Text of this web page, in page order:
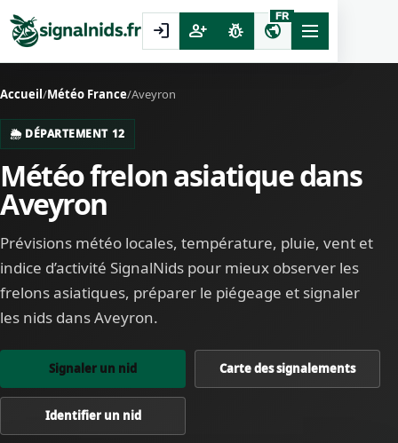
login person_add pest_control public
FR
Accueil/Météo France/Aveyron
🌦️ DÉPARTEMENT 12
Météo frelon asiatique dans
Aveyron
Prévisions météo locales, température, pluie, vent et
indice d’activité SignalNids pour mieux observer les
frelons asiatiques, préparer le piégeage et signaler
les nids dans Aveyron.
Signaler un nid Carte des signalements
Identifier un nid